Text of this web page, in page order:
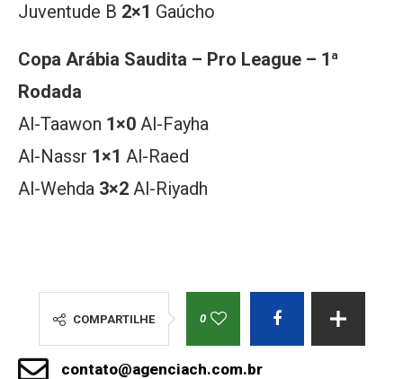
Juventude B 2×1 Gaúcho
Copa Arábia Saudita – Pro League – 1ª
Rodada
Al-Taawon 1×0 Al-Fayha
Al-Nassr 1×1 Al-Raed
Al-Wehda 3×2 Al-Riyadh
COMPARTILHE 0
contato@agenciach.com.br